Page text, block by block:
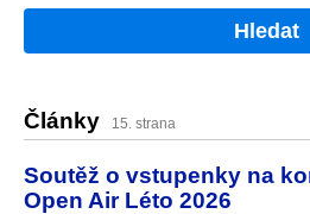
Hledat
Články 15. strana
Soutěž o vstupenky na
Open Air Léto 2026